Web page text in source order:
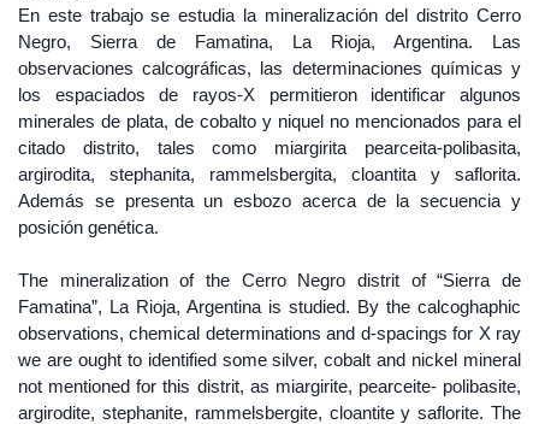
En este trabajo se estudia la mineralización del distrito Cerro
Negro, Sierra de Famatina, La Rioja, Argentina. Las
observaciones calcográficas, las determinaciones químicas y
los espaciados de rayos-X permitieron identificar algunos
minerales de plata, de cobalto y niquel no mencionados para el
citado distrito, tales como miargirita pearceita-polibasita,
argirodita, stephanita, rammelsbergita, cloantita y saflorita.
Además se presenta un esbozo acerca de la secuencia y
posición genética.
The mineralization of the Cerro Negro distrit of “Sierra de
Famatina”, La Rioja, Argentina is studied. By the calcoghaphic
observations, chemical determinations and d-spacings for X ray
we are ought to identified some silver, cobalt and nickel mineral
not mentioned for this distrit, as miargirite, pearceite- polibasite,
argirodite, stephanite, rammelsbergite, cloantite y saflorite. The